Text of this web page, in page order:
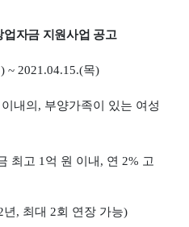
자금 지원사업 공고
) ~ 2021.04.15.(목)
이내의 , 부양가족이 있는 여성
최고 1억 원 이내 , 연 2% 고
년, 최대 2회 연장 가능)